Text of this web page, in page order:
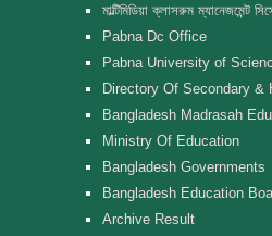
মাল্টিমিডিয়া ক্লাসরুম ম্যানেজমেন্ট
Pabna Dc Office
Pabna University of
Directory Of Secondary &
Bangladesh Madrasah
Ministry Of Education
Bangladesh Governments
Bangladesh Education
Archive Result